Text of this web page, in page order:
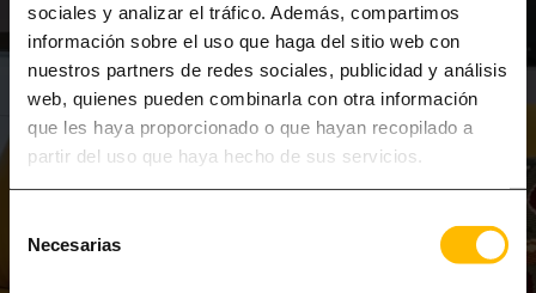
sociales y analizar el tráfico. Además, compartimos
información sobre el uso que haga del sitio web con
nuestros partners de redes sociales, publicidad y análisis
web, quienes pueden combinarla con otra información
que les haya proporcionado o que hayan recopilado a
partir del uso que haya hecho de sus servicios.
Necesarias